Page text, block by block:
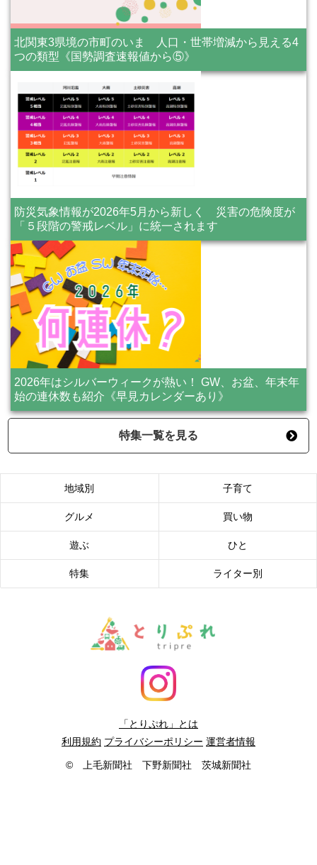
北関東3県境の市町のいま 人口・世帯増減から見える4
つの類型《国勢調査速報値から⑤》
防災気象情報が2026年5月から新しく 災害の危険度が
「５段階の警戒レベル」に統一されます
2026年はシルバーウィークが熱い！ GW、お盆、年末年
始の連休数も紹介《早見カレンダーあり》
特集一覧を見る
地域別 子育て
グルメ 買い物
遊ぶ ひと
特集 ライター別
「とりぷれ」とは
利用規約 プライバシーポリシー 運営者情報
© 上毛新聞社 下野新聞社 茨城新聞社